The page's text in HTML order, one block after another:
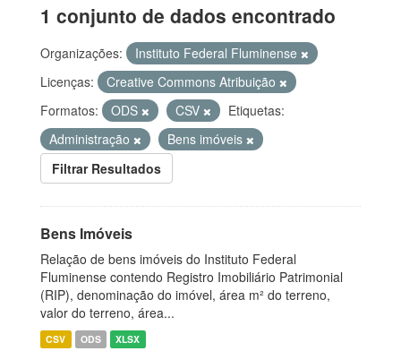
1 conjunto de dados encontrado
Organizações:
Instituto Federal Fluminense
Licenças:
Creative Commons Atribuição
Formatos:
ODS CSV
Etiquetas:
Administração
Bens imóveis
Filtrar Resultados
Bens Imóveis
Relação de bens imóveis do Instituto Federal
Fluminense contendo Registro Imobiliário Patrimonial
(RIP), denominação do imóvel, área m² do terreno,
valor do terreno, área...
CSV ODS XLSX